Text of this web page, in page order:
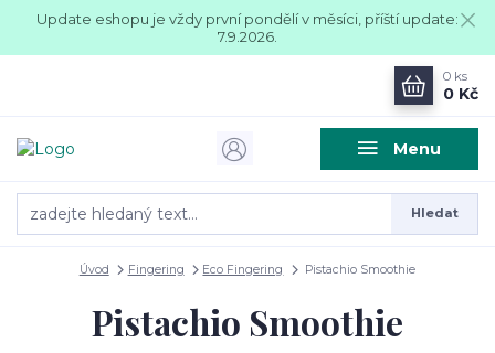
Update eshopu je vždy první pondělí v měsíci, příští update:
7.9.2026.
Menu
Hledat
0 ks
0 Kč
Úvod Fingering Eco Fingering Pistachio Smoothie
Pistachio Smoothie